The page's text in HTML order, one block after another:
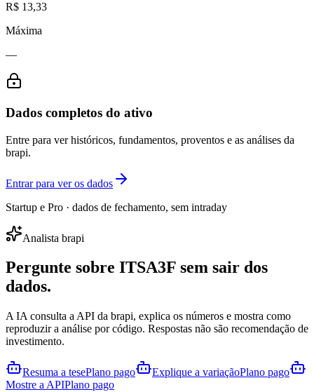
R$ 13,33
Máxima
—
Dados completos do ativo
Entre para ver históricos, fundamentos, proventos e as análises da
brapi.
Entrar para ver os dados
Startup e Pro · dados de fechamento, sem intraday
Analista brapi
Pergunte sobre ITSA3F sem sair dos
dados.
A IA consulta a API da brapi, explica os números e mostra como
reproduzir a análise por código. Respostas não são recomendação de
investimento.
Resuma a tesePlano pago Explique a variaçãoPlano pago
Mostre a APIPlano pago